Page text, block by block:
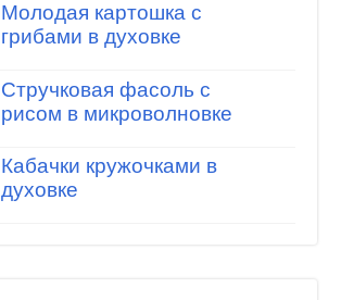
Молодая картошка с
грибами в духовке
Стручковая фасоль с
рисом в микроволновке
Кабачки кружочками в
духовке